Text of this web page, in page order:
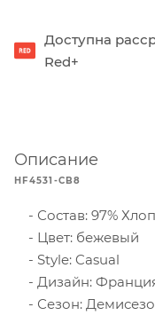
Доступна
Red+
Описание
HF4531-CB8
Состав: 97%
Цвет: бежевый
Style: Casual
Дизайн:
Сезон: